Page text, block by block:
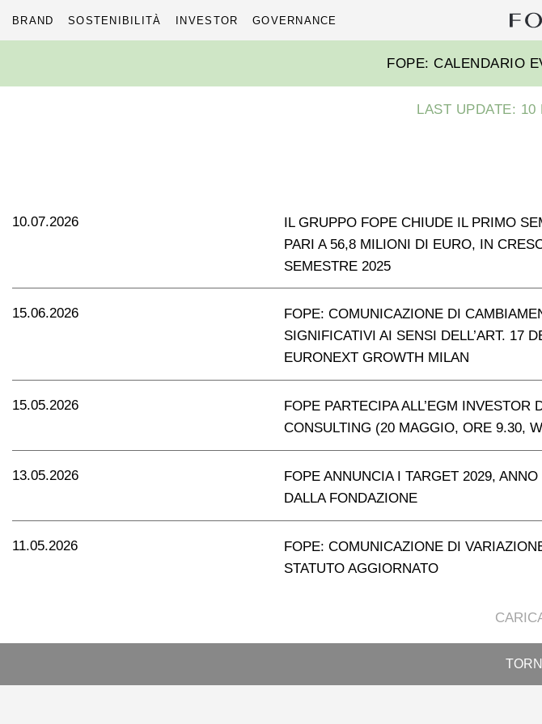
BRAND SOSTENIBILITÀ INVESTOR GOVERNANCE
FOPE: CALENDARIO
LAST UPDATE: 10
10.07.2026
IL GRUPPO FOPE CHIUDE IL PRIMO
PARI A 56,8 MILIONI DI EURO, IN
SEMESTRE 2025
15.06.2026
FOPE: COMUNICAZIONE DI
SIGNIFICATIVI AI SENSI DELL’ART. 17
EURONEXT GROWTH MILAN
15.05.2026
FOPE PARTECIPA ALL’EGM INVESTOR
CONSULTING (20 MAGGIO, ORE 9.30,
13.05.2026
FOPE ANNUNCIA I TARGET 2029,
DALLA FONDAZIONE
11.05.2026
FOPE: COMUNICAZIONE DI
STATUTO AGGIORNATO